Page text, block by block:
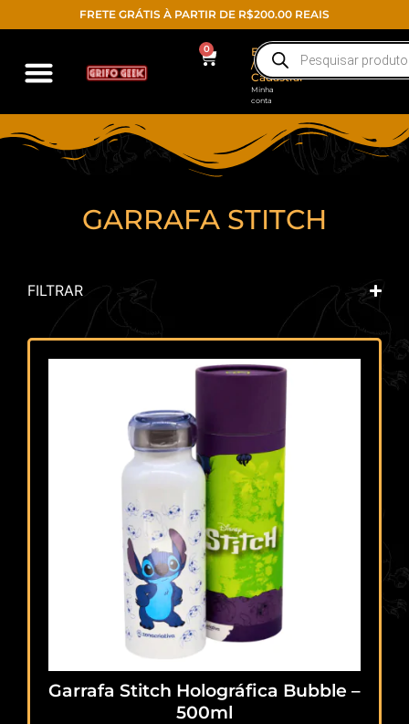
FRETE GRÁTIS À PARTIR DE R$200.00 REAIS
0
Entrar
/
Cadastrar
Minha
conta
GARRAFA STITCH
FILTRAR
Garrafa Stitch Holográfica Bubble –
500ml